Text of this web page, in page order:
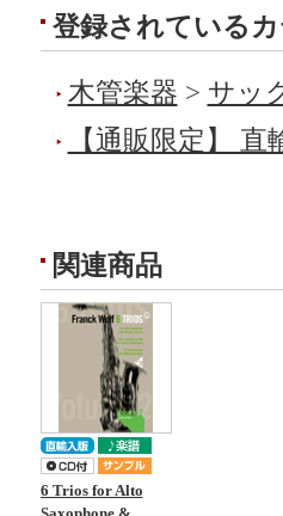
登録されている
木管楽器 > サッ
【通販限定】 直
関連商品
6 Trios for Alto